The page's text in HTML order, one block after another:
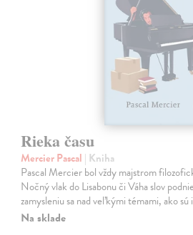
Rieka času
Mercier Pascal | Kniha
Pascal Mercier bol vždy majstrom
Nočný vlak do Lisabonu či Váha slov
zamysleniu sa nad veľkými témami, ako
Na sklade